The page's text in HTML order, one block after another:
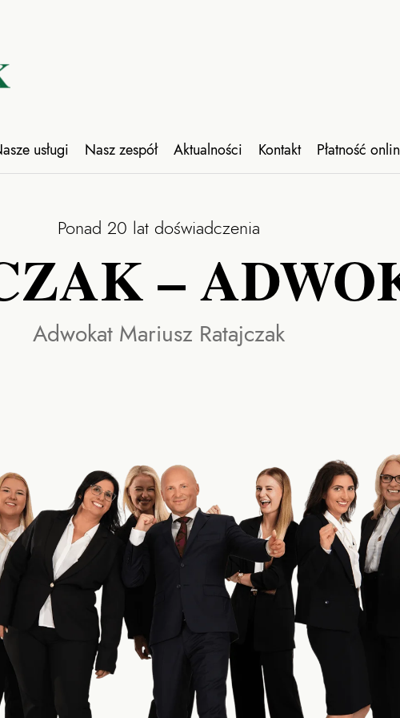
usługi Nasz zespół Aktualności Kontakt Płatność
Ponad 20 lat doświadczenia
–
Adwokat Mariusz Ratajczak